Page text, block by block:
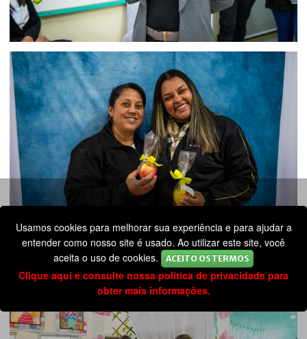
Usamos cookies para melhorar sua experiência e para ajudar a
entender como nosso site é usado. Ao utilizar este site, você
aceita o uso de cookies.
ACEITO OS TERMOS
Clique aqui e consulte nossa política de privacidade para
obter mais informações.